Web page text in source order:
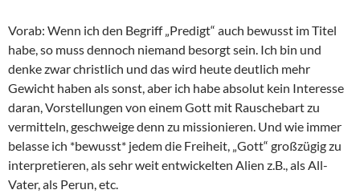
Vorab: Wenn ich den Begriff „Predigt“ auch bewusst im Titel
habe, so muss dennoch niemand besorgt sein. Ich bin und
denke zwar christlich und das wird heute deutlich mehr
Gewicht haben als sonst, aber ich habe absolut kein Interesse
daran, Vorstellungen von einem Gott mit Rauschebart zu
vermitteln, geschweige denn zu missionieren. Und wie immer
belasse ich *bewusst* jedem die Freiheit, „Gott“ großzügig zu
interpretieren, als sehr weit entwickelten Alien z.B., als All-
Vater, als Perun, etc.